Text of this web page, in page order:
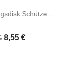
| Schütze...
8,55 €